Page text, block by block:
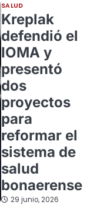
SALUD
Kreplak
defendió el
IOMA y
presentó
dos
proyectos
para
reformar el
sistema de
salud
bonaerense
29 junio, 2026